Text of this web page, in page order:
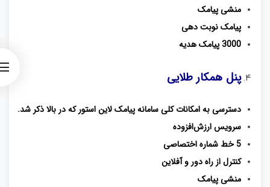
منشی پیامک
پیامک نوبت‌ دهی
3000 پیامک هدیه
پنل همکار طلایی
دسترسی به امکانات کلی سامانه پیامک لاین استور که در بالا ذکر شد.
سرویس ارزش‌افزوده
5 خط شماره اختصاصی
کنترل از راه دور و آفلاین
منشی پیامک